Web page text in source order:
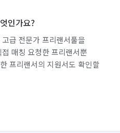
인가요?
급 전문가 프리랜서풀을
매칭 요청한 프리랜서뿐
프리랜서의 지원서도 확인할